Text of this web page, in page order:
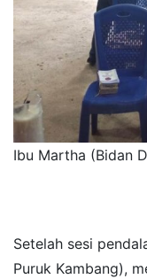
Ibu Martha (Bidan
Setelah sesi
Puruk Kambang),